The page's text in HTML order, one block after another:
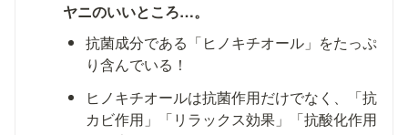
ヤニのいいところ…。
抗菌成分である「ヒノキチオール」をたっぷ
り含んでいる！
ヒノキチオールは抗菌作用だけでなく、「抗
カビ作用」「リラックス効果」「抗酸化作用